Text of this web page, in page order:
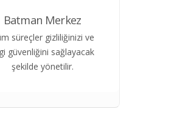
Batman Merkez
süreçler gizliliğinizi ve
güvenliğini sağlayacak
şekilde yönetilir.